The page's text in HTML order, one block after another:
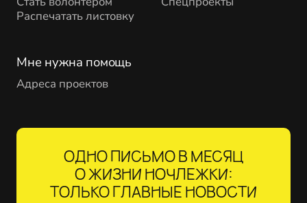
Распечатать листовку
Мне нужна помощь
Адреса проектов
ОДНО ПИСЬМО В МЕСЯЦ
О ЖИЗНИ НОЧЛЕЖКИ:
ТОЛЬКО ГЛАВНЫЕ НОВОСТИ